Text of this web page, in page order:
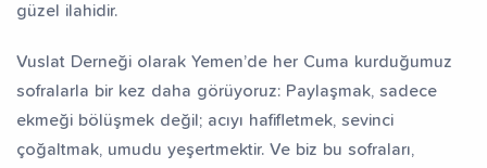
güzel ilahidir.
Vuslat Derneği olarak Yemen’de her Cuma kurduğumuz
sofralarla bir kez daha görüyoruz: Paylaşmak, sadece
ekmeği bölüşmek değil; acıyı hafifletmek, sevinci
çoğaltmak, umudu yeşertmektir. Ve biz bu sofraları,